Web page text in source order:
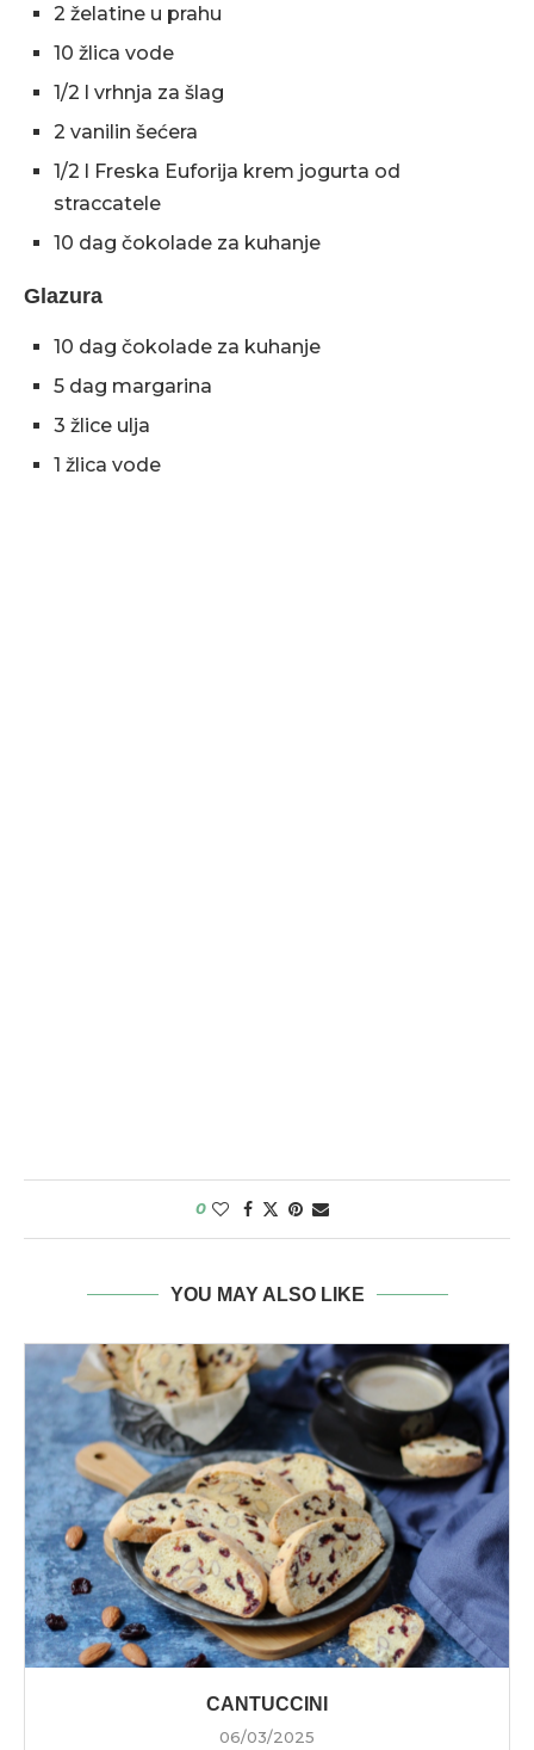
2 želatine u prahu
10 žlica vode
1/2 l vrhnja za šlag
2 vanilin šećera
1/2 l Freska Euforija krem jogurta od
straccatele
10 dag čokolade za kuhanje
Glazura
10 dag čokolade za kuhanje
5 dag margarina
3 žlice ulja
1 žlica vode
0
YOU MAY ALSO LIKE
CANTUCCINI
06/03/2025